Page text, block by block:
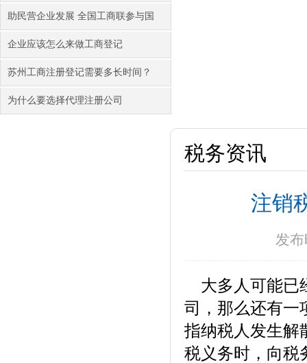
助民营企业发展 全国工商联参与国
企业应该怎么来做工商登记
苏州工商注册登记需要多长时间？
为什么要选择代理注册公司
税务资讯
注销
发
大多人可能已
司，那么还有一
指纳税人发生解
税义务时，向税